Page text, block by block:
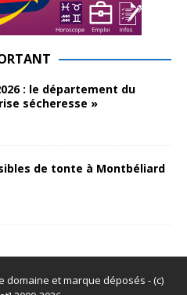
: le département du
sécheresse »
de tonte à Montbéliard
domaine et marque déposés - (c)